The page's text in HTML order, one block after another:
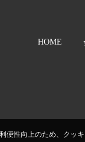
便性向上のため、クッ
HOME